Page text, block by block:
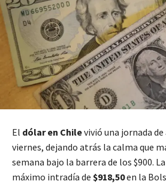
El dólar en Chilevivió una jornada
viernes, dejando atrás la calma que
semana bajo la barrera de los $900.
máximo intradía de $918,50en la